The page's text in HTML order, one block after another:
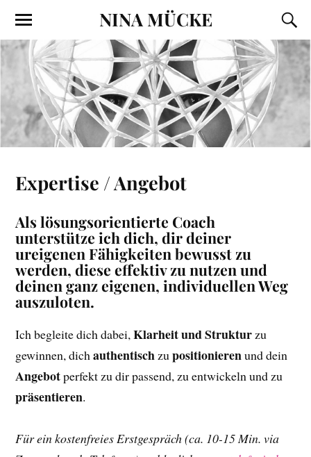
NINA MÜCKE
Expertise / Angebot
Als lösungsorientierte Coach
unterstütze ich dich,dir deiner
ureigenen Fähigkeiten bewusst zu
werden, diese effektiv zu nutzen und
deinen ganz eigenen, individuellen Weg
auszuloten.
Ich begleite dich dabei,Klarheit und Strukturzu
gewinnen, dichauthentischzupositionierenund dein
Angebotperfekt zu dir passend, zu entwickeln und zu
präsentieren.
Für ein kostenfreies Erstgespräch (ca. 10-15 Min. via